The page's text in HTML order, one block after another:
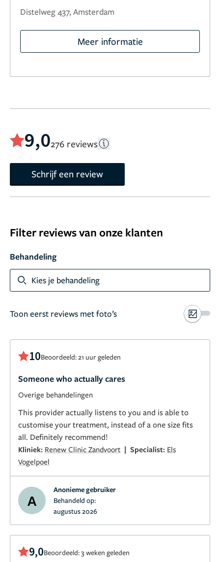
Distelweg 437, Amsterdam
Meer informatie
9,0276 reviews
Schrijf een review
Toon meer
Filter reviews van onze klanten
Behandeling
Kies je behandeling
Toon eerst reviews met foto’s
10Beoordeeld: 21 uur geleden
Someone who actually cares
Overige behandelingen
This provider actually listens to you and is able to
customise your treatment, instead of a one size fits
all. Definitely recommend!
Kliniek: Renew Clinic Zandvoort | Specialist: Els
Vogelpoel
A
Anonieme gebruiker
Behandeld op:
augustus 2026
9,0Beoordeeld: 3 weken geleden